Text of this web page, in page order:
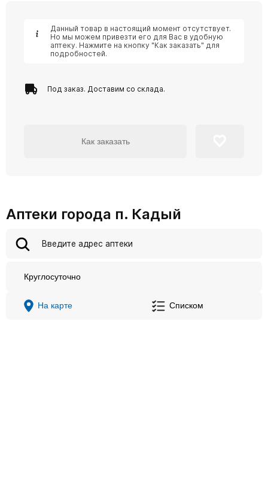
Данный товар в настоящий момент отсутствует.
Но мы можем привезти его для Вас в удобную
аптеку. Нажмите на кнопку "Как заказать" для
подробностей.
Под заказ. Доставим со склада.
Как заказать
Аптеки города п. Кадый
Круглосуточно
На карте Списком